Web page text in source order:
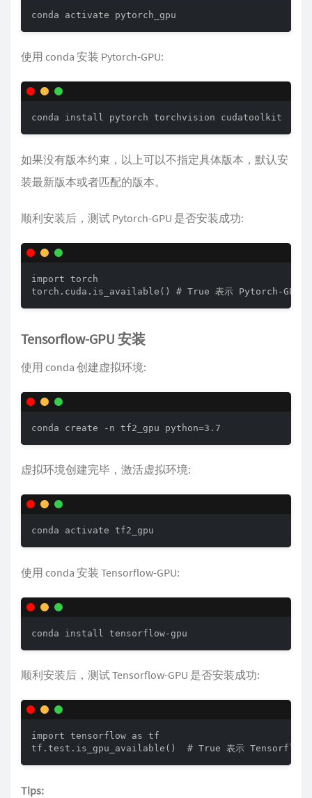
conda activate pytorch_gpu
使用 conda 安装 Pytorch-GPU:
conda install pytorch torchvision cudatoolkit
如果没有版本约束，以上可以不指定具体版本，默认安
装最新版本或者匹配的版本。
顺利安装后，测试 Pytorch-GPU 是否安装成功:
import torch
torch.cuda.is_available() # True 表示 Pytorch-GPU 安装
Tensorflow-GPU 安装
使用 conda 创建虚拟环境:
conda create -n tf2_gpu python=3.7
虚拟环境创建完毕，激活虚拟环境:
conda activate tf2_gpu
使用 conda 安装 Tensorflow-GPU:
conda install tensorflow-gpu
顺利安装后，测试 Tensorflow-GPU 是否安装成功:
import tensorflow as tf
tf.test.is_gpu_available()  # True 表示 Tensorflow-GPU
Tips: